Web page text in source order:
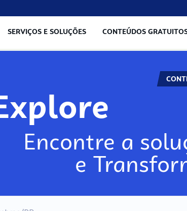
SERVIÇOS E SOLUÇÕES CONTEÚDOS
Explore
Encontre a
e